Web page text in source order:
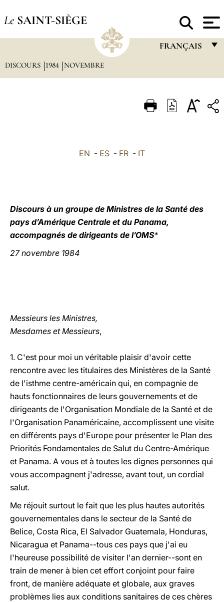
Le SAINT-SIÈGE
FRANÇAIS
ITALIANO
中文
DISCOURS 1984 NOVEMBRE
EN - ES - FR - IT
Discours à un groupe de Ministres de la Santé des
pays d’Amérique Centrale et du Panama,
accompagnés de dirigeants de l’OMS*
27 novembre 1984
Messieurs les Ministres,
Mesdames et Messieurs,
1. C'est pour moi un véritable plaisir d'avoir cette
rencontre avec les titulaires des Ministères de la Santé
de l'isthme centre-américain qui, en compagnie de
hauts fonctionnaires de leurs gouvernements et de
dirigeants de l'Organisation Mondiale de la Santé et de
l'Organisation Panaméricaine, accomplissent une visite
en différents pays d'Europe pour présenter le Plan des
Priorités Fondamentales de Salut du Centre-Amérique
et Panama. A vous et à toutes les dignes personnes qui
vous accompagnent j'adresse, avant tout, un cordial
salut.
Me réjouit surtout le fait que les plus hautes autorités
gouvernementales dans le secteur de la Santé de
Belice, Costa Rica, El Salvador Guatemala, Honduras,
Nicaragua et Panama--tous ces pays que j'ai eu
l'heureuse possibilité de visiter l'an dernier--sont en
train de mener à bien cet effort conjoint pour faire
front, de manière adéquate et globale, aux graves
problèmes lies aux conditions sanitaires de ces chères